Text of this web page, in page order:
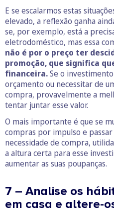
E se escalarmos estas
elevado, a reflexão ganha
se, por exemplo, está a
eletrodoméstico, mas essa
não é por o preço ter
promoção, que significa
financeira.Se o
orçamento ou necessitar de
compra, provavelmente a
tentar juntar esse valor.
O mais importante é que se
compras por impulso e
necessidade de compra,
a altura certa para esse
aumentar as suas poupanças.
7 – Analise os
em casa e altere-